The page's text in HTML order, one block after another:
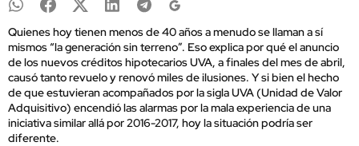
Quienes hoy tienen menos de 40 años a menudo se llaman a sí
mismos “la generación sin terreno”. Eso explica por qué el anuncio
de los nuevos créditos hipotecarios UVA, a finales del mes de abril,
causó tanto revuelo y renovó miles de ilusiones. Y si bien el hecho
de que estuvieran acompañados por la sigla UVA (Unidad de Valor
Adquisitivo) encendió las alarmas por la mala experiencia de una
iniciativa similar allá por 2016-2017, hoy la situación podría ser
diferente.